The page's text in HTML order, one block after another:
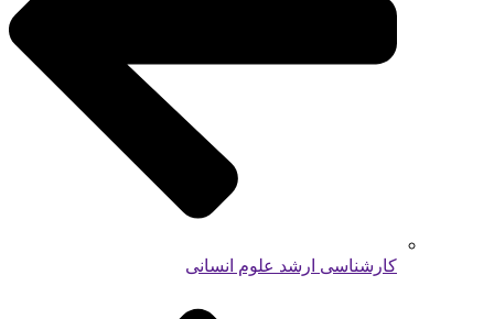
کارشناسی ارشد علوم انسانی